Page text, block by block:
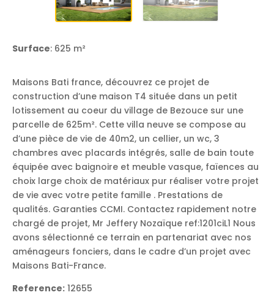
Surface: 625 m²
Maisons Bati france, découvrez ce projet de
construction d’une maison T4 située dans un petit
lotissement au coeur du village de Bezouce sur une
parcelle de 625m². Cette villa neuve se compose au
d’une pièce de vie de 40m2, un cellier, un wc, 3
chambres avec placards intégrés, salle de bain toute
équipée avec baignoire et meuble vasque, faïences au
choix large choix de matériaux pur réaliser votre projet
de vie avec votre petite famille . Prestations de
qualités. Garanties CCMI. Contactez rapidement notre
chargé de projet, Mr Jeffery Nozaïque ref:1201ciL1 Nous
avons sélectionné ce terrain en partenariat avec nos
aménageurs fonciers, dans le cadre d’un projet avec
Maisons Bati-France.
Reference: 12655